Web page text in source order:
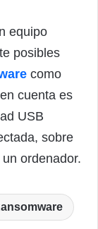
equipo
posibles
como
cuenta es
USB
sobre
ordenador.